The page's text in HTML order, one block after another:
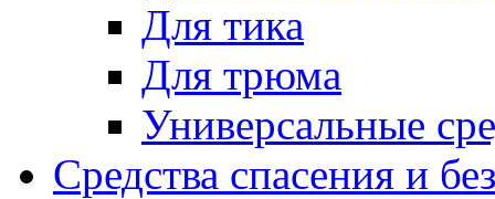
Для тика
Для трюма
Универсальные
Средства спасения и